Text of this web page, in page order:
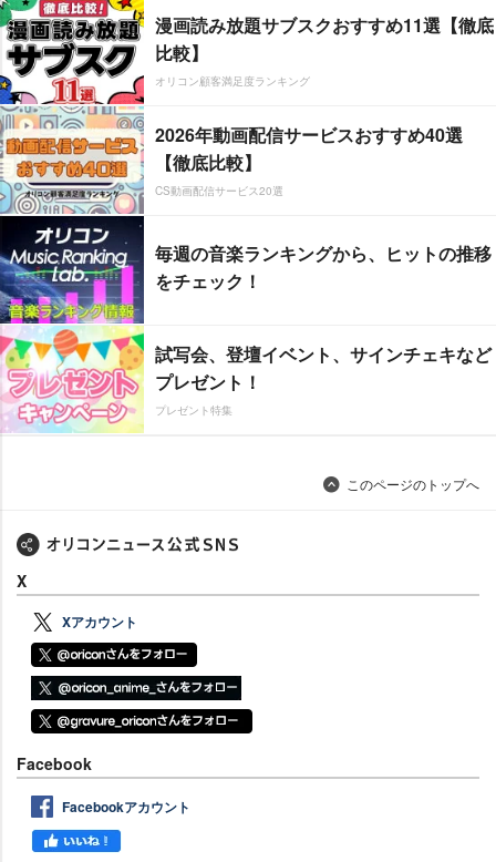
漫画読み放題サブスクおすすめ11選【徹底
比較】
オリコン顧客満足度ランキング
2026年動画配信サービスおすすめ40選
【徹底比較】
CS動画配信サービス20選
毎週の音楽ランキングから、ヒットの推移
をチェック！
試写会、登壇イベント、サインチェキなど
プレゼント！
プレゼント特集
このページのトップへ
X
Xアカウント
Facebook
Facebookアカウント